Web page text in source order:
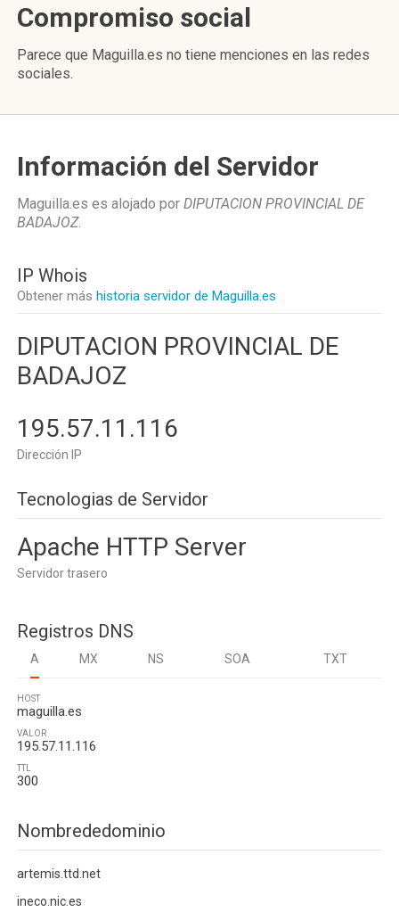
Compromiso social
Parece que Maguilla.es no tiene menciones en las redes
sociales.
Información del Servidor
Maguilla.es es alojado por DIPUTACION PROVINCIAL DE
BADAJOZ.
IP Whois
Obtener más historia servidor de Maguilla.es
DIPUTACION PROVINCIAL DE
BADAJOZ
195.57.11.116
Dirección IP
Tecnologias de Servidor
Apache HTTP Server
Servidor trasero
Registros DNS
A MX NS SOA TXT
HOST
maguilla.es
VALOR
195.57.11.116
TTL
300
Nombrededominio
artemis.ttd.net
ineco.nic.es